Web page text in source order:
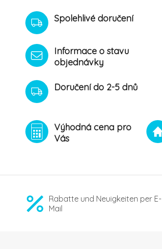
Spolehlivé doručení
Informace o stavu
objednávky
Doručení do 2-5 dnů
Výhodná cena pro
Vás
Rabatte und Neuigkeiten per E-
Mail